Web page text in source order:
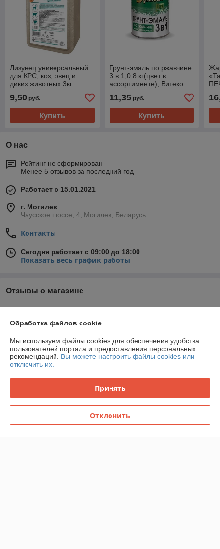
Лизунец универсальный
для КРС, коз, овец и
диких животных 3кг
9,50 руб.
Купить
Грунт-эмаль по ржавчине
3 в 1,0.8 кг(цвет в
ассортименте), Витеко
11,35руб.
Купить
О нас
Рейтинг не сформирован
Менее 5 отзывов за последний год
Работает с 15.01.2021
г. Могилев
Чаусское шоссе, 4, Могилев, Беларусь
Контакты
Сегодня работает с 09:00 до 18:00
Показать весь график работы
Отзывы о магазине
У компании пока нет отзывов, добавьте первый
О нас
Контакты
График работы
Обработка файлов cookie
Мы используем файлы cookies для обеспечения удобства
пользователей портала и предоставления персональных
рекомендаций. Вы можете настроить файлы cookies или
отключить их.
Принять
Отклонить